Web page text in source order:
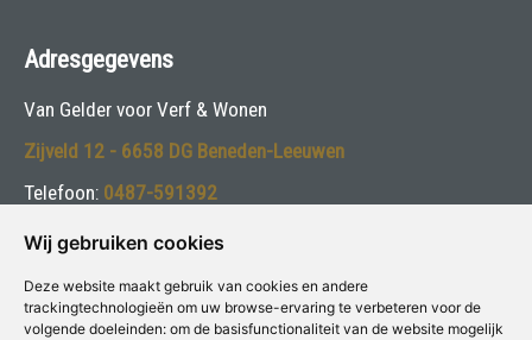
Wij gebruiken cookies
Deze website maakt gebruik van cookies en andere
trackingtechnologieën om uw browse-ervaring te verbeteren voor de
volgende doeleinden: om de basisfunctionaliteit van de website mogelijk
Adresgegevens
Van Gelder voor Verf & Wonen
Zijveld 12 - 6658 DG Beneden-Leeuwen
Telefoon: 0487-591392
E-mail:info@vangelderverf.nl
Volg ons: